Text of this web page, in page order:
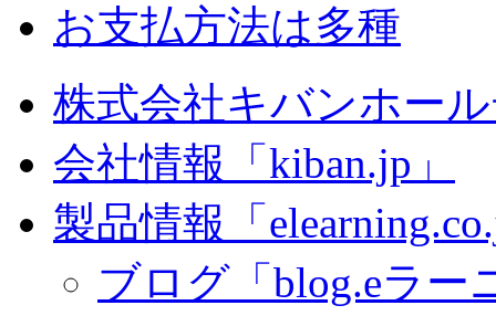
お支払方法は多種
株式会社キバンホー
会社情報「kiban.jp」
製品情報「
ブログ「blog.eラー